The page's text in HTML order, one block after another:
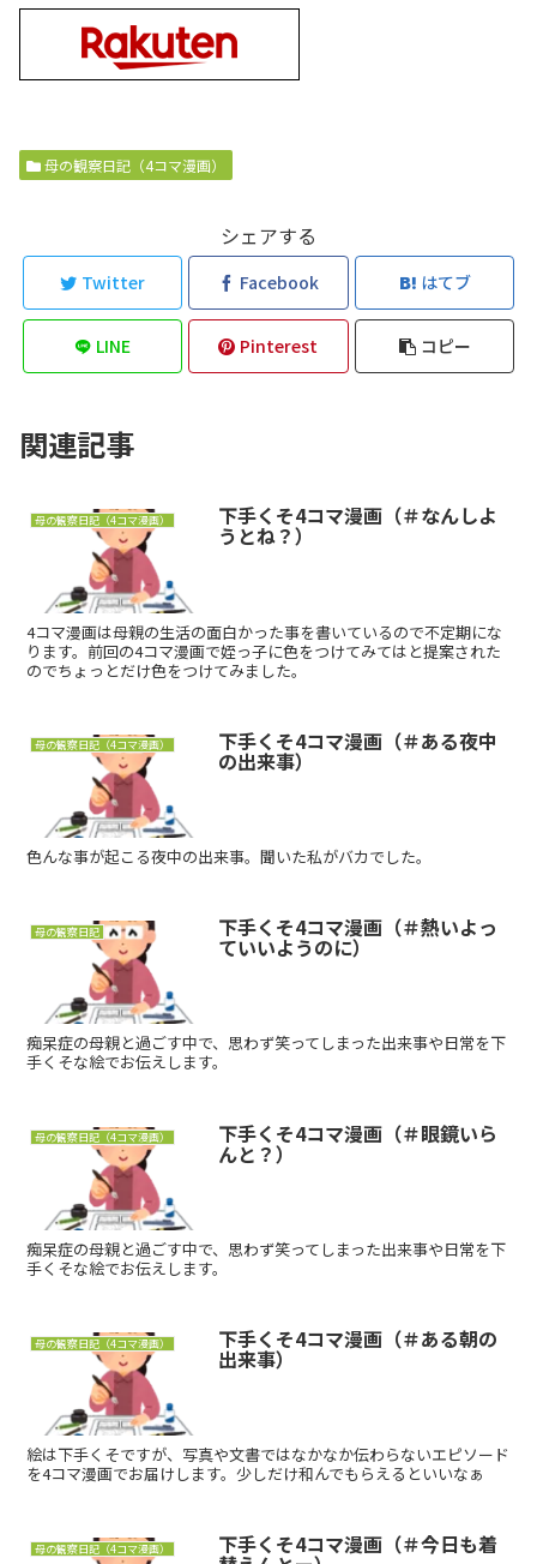
母の観察日記（4コマ漫画）
シェアする
Twitter Facebook はてブ
LINE Pinterest コピー
関連記事
母の観察日記（4コマ漫画） 下手くそ4コマ漫画（＃なんしよ
うとね？）
4コマ漫画は母親の生活の面白かった事を書いているので不定期にな
ります。前回の4コマ漫画で姪っ子に色をつけてみてはと提案された
のでちょっとだけ色をつけてみました。
母の観察日記（4コマ漫画） 下手くそ4コマ漫画（＃ある夜中
の出来事）
色んな事が起こる夜中の出来事。聞いた私がバカでした。
母の観察日記 下手くそ4コマ漫画（＃熱いよっ
ていいようのに）
痴呆症の母親と過ごす中で、思わず笑ってしまった出来事や日常を下
手くそな絵でお伝えします。
母の観察日記（4コマ漫画） 下手くそ4コマ漫画（＃眼鏡いら
んと？）
痴呆症の母親と過ごす中で、思わず笑ってしまった出来事や日常を下
手くそな絵でお伝えします。
母の観察日記（4コマ漫画） 下手くそ4コマ漫画（＃ある朝の
出来事）
絵は下手くそですが、写真や文書ではなかなか伝わらないエピソード
を4コマ漫画でお届けします。少しだけ和んでもらえるといいなぁ
母の観察日記（4コマ漫画） 下手くそ4コマ漫画（＃今日も着